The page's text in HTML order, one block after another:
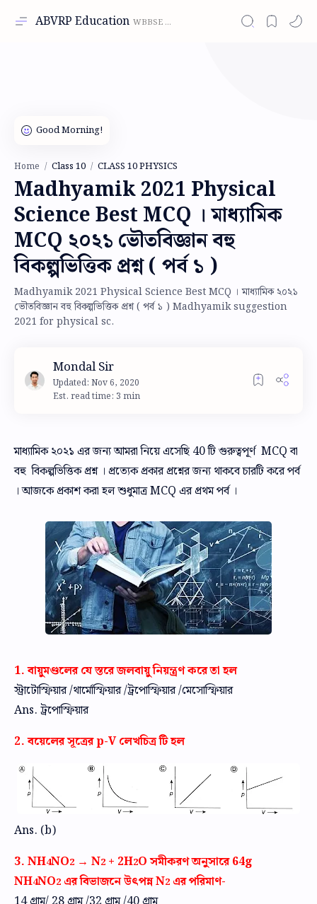
ABVRP Education
Home Class 10 CLASS 10 PHYSICS
Madhyamik 2021 Physical
Science Best MCQ । মাধ্যামিক
MCQ ২০২১ ভৌতবিজ্ঞান বহু
বিকল্পভিত্তিক প্রশ্ন ( পর্ব ১ )
Madhyamik 2021 Physical Science Best MCQ । মাধ্যামিক ২০২১
ভৌতবিজ্ঞান বহু বিকল্পভিত্তিক প্রশ্ন ( পর্ব ১ ) Madhyamik suggestion
2021 for physical sc.
Est. read time: 3 min
মাধ্যামিক ২০২১ এর জন্য আমরা নিয়ে এসেছি 40 টি গুরুত্বপূর্ণ MCQ বা
বহু বিকল্পভিত্তিক প্রশ্ন । প্রত্যেক প্রকার প্রশ্নের জন্য থাকবে চারটি করে পর্ব
। আজকে প্রকাশ করা হল শুধুমাত্র MCQ এর প্রথম পর্ব ।
1. বায়ুমণ্ডলের যে স্তরে জলবায়ু নিয়ন্ত্রণ করে তা হল
স্ট্রাটোস্ফিয়ার /থার্মোস্ফিয়ার /ট্রপোস্ফিয়ার /মেসোস্ফিয়ার
Ans. ট্রপোস্ফিয়ার
2. বয়েলের সূত্রের p-V লেখচিত্র টি হল
Ans. (b)
3. NH4NO2 → N2 + 2H2O সমীকরণ অনুসারে 64g
NH4NO2 এর বিভাজনে উৎপন্ন N2 এর পরিমাণ-